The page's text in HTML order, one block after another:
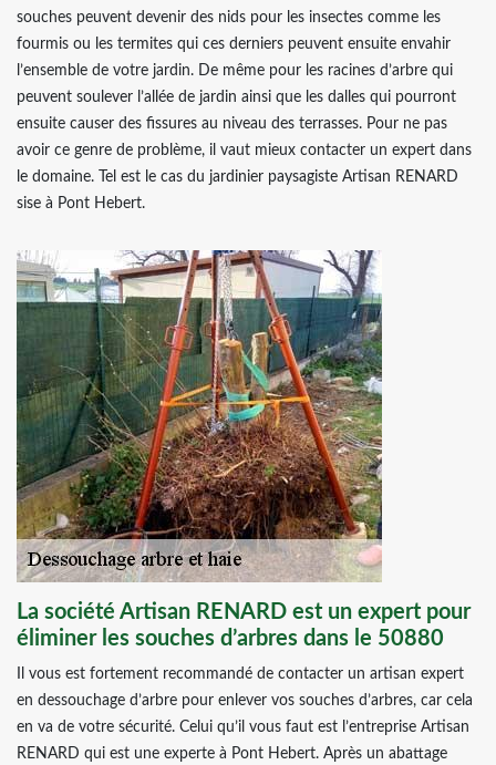
souches peuvent devenir des nids pour les insectes comme les
fourmis ou les termites qui ces derniers peuvent ensuite envahir
l’ensemble de votre jardin. De même pour les racines d’arbre qui
peuvent soulever l’allée de jardin ainsi que les dalles qui pourront
ensuite causer des fissures au niveau des terrasses. Pour ne pas
avoir ce genre de problème, il vaut mieux contacter un expert dans
le domaine. Tel est le cas du jardinier paysagiste Artisan RENARD
sise à Pont Hebert.
La société Artisan RENARD est un expert pour
éliminer les souches d’arbres dans le 50880
Il vous est fortement recommandé de contacter un artisan expert
en dessouchage d’arbre pour enlever vos souches d’arbres, car cela
en va de votre sécurité. Celui qu’il vous faut est l’entreprise Artisan
RENARD qui est une experte à Pont Hebert. Après un abattage